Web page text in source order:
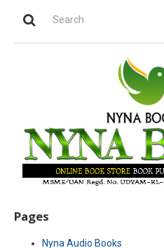
Pages
Nyna Audio Books